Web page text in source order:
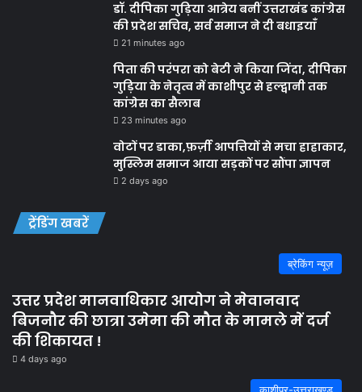
डॉ. दीपिका गुड़िया आत्रेय बनीं उत्तराखंड कांग्रेस
की प्रदेश सचिव, सर्व समाज ने दी बधाइयाँ
21 minutes ago
पिता की परंपरा को बेटी ने किया जिंदा, दीपिका
गुड़िया के नेतृत्व में काशीपुर से हल्द्वानी तक
कांग्रेस का सैलाब
23 minutes ago
वोटों पर डाका,फ़र्ज़ी आपत्तियों से मचा हाहाकार,
मुस्लिम समाज आया सड़कों पर सौंपा ज्ञापन
2 days ago
ट्रेंडिंग खबरें
ब्रेकिंग न्यूज़
उत्तर प्रदेश मानवाधिकार आयोग ने मेवानवाद
बिजनौर की छात्रा उमेमा की मौत के मामले में दर्ज
की शिकायत !
4 days ago